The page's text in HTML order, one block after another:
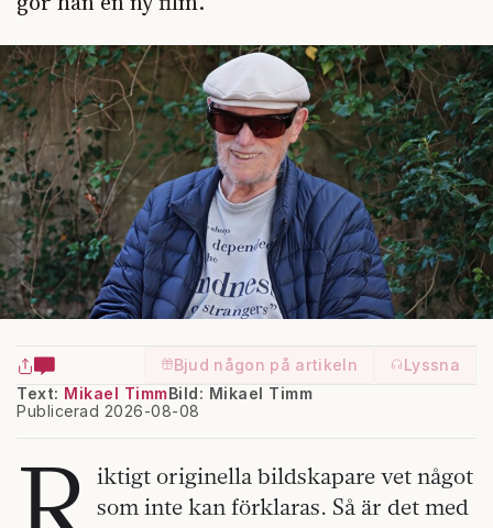
Bjud någon på artikeln
Lyssna
Text: Mikael Timm
Publicerad 2026-08-08
Bild: Mikael Timm
iktigt originella bildskapare vet något
som inte kan förklaras. Så är det med